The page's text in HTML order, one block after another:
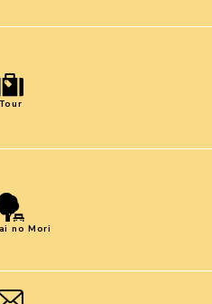
Tour
no Mori